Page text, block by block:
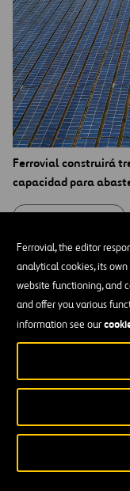
Ferrovial, the editor
analytical cookies, its
website functioning, and
and offer you various
information see our
Ferrovial construirá
capacidad para
Ferrovial y DH